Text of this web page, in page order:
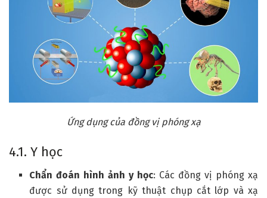
Ứng dụng của đồng vị phóng xạ
4.1. Y học
Chẩn đoán hình ảnh y học: Các đồng vị phóng xạ
được sử dụng trong kỹ thuật chụp cắt lớp và xạ